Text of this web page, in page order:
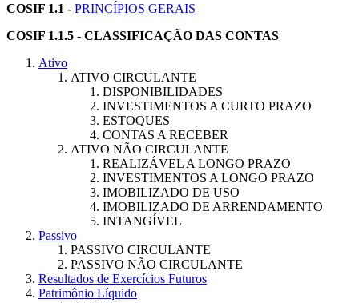
COSIF 1.1 - PRINCÍPIOS GERAIS
COSIF 1.1.5 - CLASSIFICAÇÃO DAS CONTAS
Ativo
ATIVO CIRCULANTE
DISPONIBILIDADES
INVESTIMENTOS A CURTO PRAZO
ESTOQUES
CONTAS A RECEBER
ATIVO NÃO CIRCULANTE
REALIZÁVEL A LONGO PRAZO
INVESTIMENTOS A LONGO PRAZO
IMOBILIZADO DE USO
IMOBILIZADO DE ARRENDAMENTO
INTANGÍVEL
Passivo
PASSIVO CIRCULANTE
PASSIVO NÃO CIRCULANTE
Resultados de Exercícios Futuros
Patrimônio Líquido